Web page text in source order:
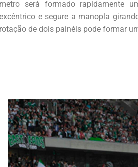
metro será formado rapidamente
excêntrico e segure a manopla
rotação de dois painéis pode formar